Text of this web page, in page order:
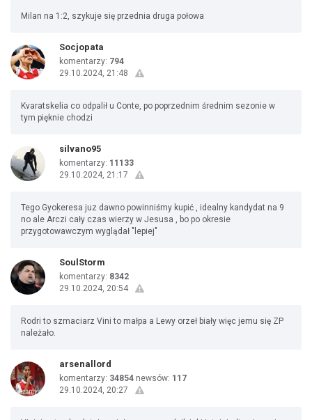
Milan na 1:2, szykuje się przednia druga połowa
Socjopata
komentarzy: 794
29.10.2024, 21:48
Kvaratskelia co odpalił u Conte, po poprzednim średnim sezonie w
tym pięknie chodzi
silvano95
komentarzy: 11133
29.10.2024, 21:17
Tego Gyokeresa juz dawno powinniśmy kupić , idealny kandydat na 9
no ale Arczi cały czas wierzy w Jesusa , bo po okresie
przygotowawczym wyglądał "lepiej"
SoulStorm
komentarzy: 8342
29.10.2024, 20:54
Rodri to szmaciarz Vini to małpa a Lewy orzeł biały więc jemu się ZP
należało.
arsenallord
komentarzy: 34854 newsów: 117
29.10.2024, 20:27